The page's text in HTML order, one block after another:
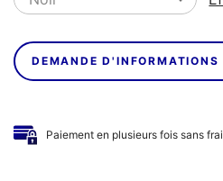
DEMANDE D'INFORMATIONS
Paiement en plusieurs fois sans